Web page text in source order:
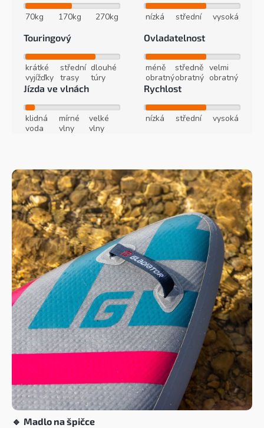
70kg 170kg 270kg nízká střední
vysoká
Touringový
krátké
vyjížďky
střední
trasy
dlouhé
túry
Ovladatelnost
méně
obratný
středně
obratný
velmi
obratný
Jízda ve vlnách
klidná
voda
mírné
vlny
velké
vlny
Rychlost
nízká střední vysoká
🔹 Madlo na špičce